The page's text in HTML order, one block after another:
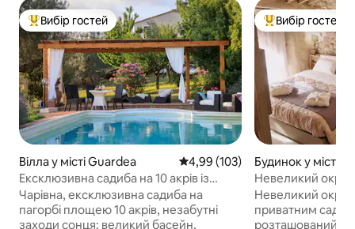
Топ вибір гостей
Вибір гостей
Вілла у місті Guardea Середня оцінка: 4,99 з 5,
4,99 (103)
Ексклюзивна садиба на 10 акрів із
басейном та оливковою рощею!
Чарівна, ексклюзивна садиба на
пагорбі площею 10 акрів, незабутні
заходи сонця; великий басейн,
Топ вибір гостей
Вибір гостей
Будинок у місті
mmenda
Невеликий
садом
Невеликий
приватним
розташований у